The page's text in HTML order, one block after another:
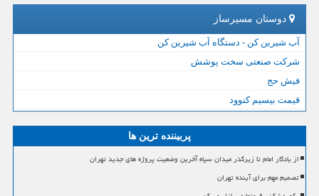
دوستان مسیرساز
آب شیرین کن - دستگاه آب شیرین کن
شرکت صنعتی سخت پوشش
فیش حج
قیمت بیسیم کنوود
پربیننده ترین ها
از یادگار امام تا زیرگذر میدان سپاه آخرین وضعیت پروژه های جدید تهران
تصمیم مهم برای آینده تهران